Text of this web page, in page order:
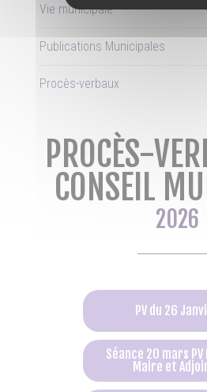
Vie municipale
Publications Municipales
Procès-verbaux
PROCÈS-
CONSEIL
2026
PV du 26
Séance 20 mars
Maire et